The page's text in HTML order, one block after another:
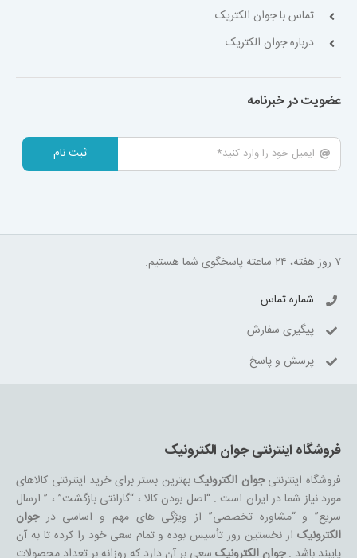
تماس با جوان الکتریک
درباره جوان الکتریک
عضویت در خبرنامه
ثبت نام
۷ روز هفته، ۲۴ ساعته پاسخگوی شما هستیم.
شماره تماس
پیگیری سفارش
پرسش و پاسخ
فروشگاه اینترنتی جوان الکترونیک
فروشگاه اینترنتیجوان الکترونیکبهترین بستر برای خرید اینترنتی کالاهای
مورد نیاز شما در ایران است . “اصل بودن کالا ، “گارانتی بازگشت” ، ” ارسال
سریع” و “مشاوره تخصصی” از ویژگی های مهم و اساسی درجوان
الکترونیکاز نخستین روز تأسیس بوده و تمام سعی خود را کرده تا به آن